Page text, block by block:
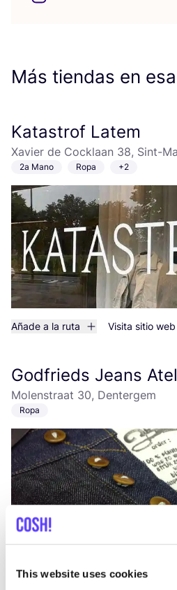
This website uses cookies
Más tiendas en
Katastrof Latem
Xavier de Cocklaan 38, Sint-
2a Mano Ropa +2
Añade a la ruta Visita sitio web
Godfrieds Jeans
Molenstraat 30, Dentergem
Ropa
Añade a la ruta Visita sitio web